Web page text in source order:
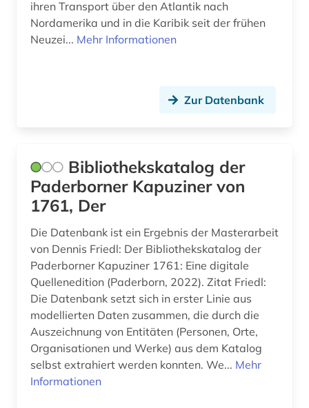
ihren Transport über den Atlantik nach
Nordamerika und in die Karibik seit der frühen
Neuzei... Mehr Informationen
Zur Datenbank
Bibliothekskatalog der
Paderborner Kapuziner von
1761, Der
Die Datenbank ist ein Ergebnis der Masterarbeit
von Dennis Friedl: Der Bibliothekskatalog der
Paderborner Kapuziner 1761: Eine digitale
Quellenedition (Paderborn, 2022). Zitat Friedl:
Die Datenbank setzt sich in erster Linie aus
modellierten Daten zusammen, die durch die
Auszeichnung von Entitäten (Personen, Orte,
Organisationen und Werke) aus dem Katalog
selbst extrahiert werden konnten. We... Mehr
Informationen